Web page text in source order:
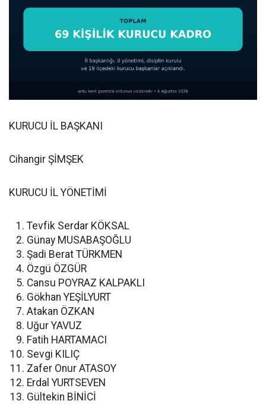
KURUCU İL BAŞKANI
Cihangir ŞİMŞEK
KURUCU İL YÖNETİMİ
Tevfik Serdar KÖKSAL
Günay MUSABAŞOĞLU
Şadi Berat TÜRKMEN
Özgü ÖZGÜR
Cansu POYRAZ KALPAKLI
Gökhan YEŞİLYURT
Atakan ÖZKAN
Uğur YAVUZ
Fatih HARTAMACI
Sevgi KILIÇ
Zafer Onur ATASOY
Erdal YURTSEVEN
Gültekin BİNİCİ